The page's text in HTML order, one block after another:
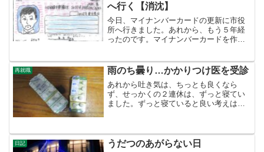
へ行く【消沈】
今日、マイナンバーカードの更新に市役
所へ行きました。あれから、もう５年経
ったのです。マイナンバーカードを作っ
ような。更新の時には、市役所に出向か
ないといけないんですね。...
再就職 雨のち曇り…かかりつけ医を受診
あれから吐き気は、ちっとも良くなら
ず、せっかくの２連休は、ずっと寝てい
ました。ずっと寝ていると良い考えは浮
場をおさらばした方がいいのでは？と思
うようになりました。でも、...
日記 うだつのあがらない日